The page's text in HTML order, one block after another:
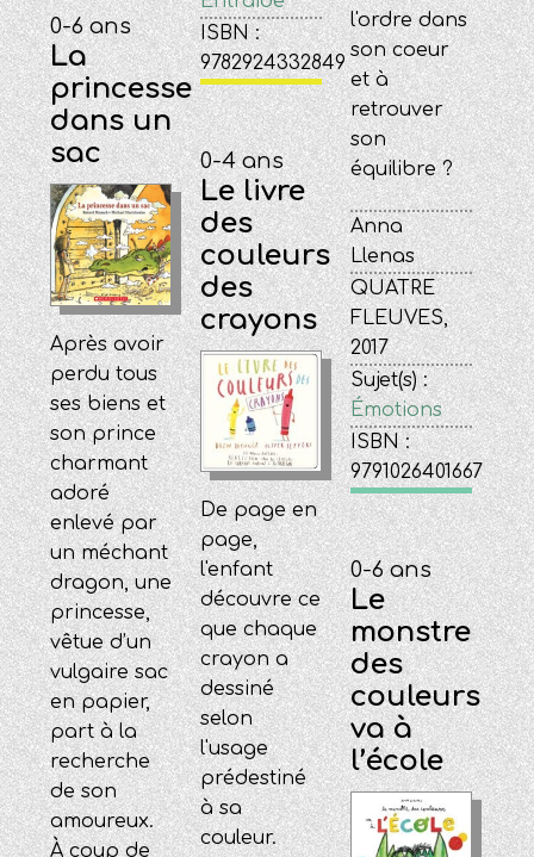
ISBN :
9782924332849
l'ordre dans
son coeur
et à
retrouver
son
équilibre ?
Anna
Llenas
QUATRE
FLEUVES,
2017
Sujet(s) :
Émotions
ISBN :
9791026401667
0-6 ans
La
princesse
dans un
sac
Après avoir
perdu tous
ses biens et
son prince
charmant
adoré
enlevé par
un méchant
dragon, une
princesse,
vêtue d’un
vulgaire sac
en papier,
part à la
recherche
de son
amoureux.
À coup de
0-4 ans
Le livre
des
couleurs
des
crayons
De page en
page,
l'enfant
découvre ce
que chaque
crayon a
dessiné
selon
l'usage
prédestiné
à sa
couleur.
0-6 ans
Le
monstre
des
couleurs
va à
l’école